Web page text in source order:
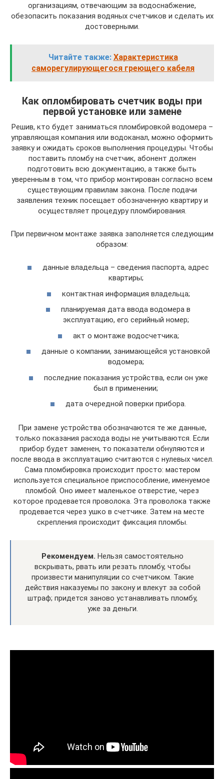
организациям, отвечающим за водоснабжение,
обезопасить показания водяных счетчиков и сделать их
достоверными.
Читайте также: Характеристика
саморегулирующегося греющего кабеля
Как опломбировать счетчик воды при
первой установке или замене
Решив, кто будет заниматься пломбировкой водомера –
управляющая компания или водоканал, можно оформить
заявку и ожидать сроков выполнения процедуры. Чтобы
поставить пломбу на счетчик, абонент должен
подготовить всю документацию, а также быть
уверенным в том, что прибор монтирован согласно всем
существующим правилам закона. После подачи
заявления техник посещает обозначенную квартиру и
осуществляет процедуру пломбирования.
При первичном монтаже заявка заполняется следующим
образом:
данные владельца – сведения паспорта, адрес
квартиры;
контактная информация владельца;
планируемая дата ввода водомера в
эксплуатацию, его серийный номер;
акт о монтаже водосчетчика;
данные о компании, занимающейся установкой
водомера;
последние показания устройства, если он уже
был в применении;
дата очередной поверки прибора.
При замене устройства обозначаются те же данные,
только показания расхода воды не учитываются. Если
прибор будет заменен, то показатели обнуляются и
после ввода в эксплуатацию считаются с нулевых чисел.
Сама пломбировка происходит просто: мастером
используется специальное приспособление, именуемое
пломбой. Оно имеет маленькое отверстие, через
которое продевается проволока. Эта проволока также
продевается через ушко в счетчике. Затем на месте
скрепления происходит фиксация пломбы.
Рекомендуем. Нельзя самостоятельно
вскрывать, рвать или резать пломбу, чтобы
произвести манипуляции со счетчиком. Такие
действия наказуемы по закону и влекут за собой
штраф; придется заново устанавливать пломбу,
уже за деньги.